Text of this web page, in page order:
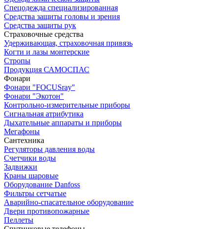
Спецодежда специализированная
Средства защиты головы и зрения
Средства защиты рук
Страховочные средства
Удерживающая, страховочная привязь
Когти и лазы монтерские
Стропы
Продукция САМОСПАС
Фонари
Фонари "FOCUSray"
Фонари "Экотон"
Контрольно-измерительные приборы
Сигнальная атрибутика
Дыхательные аппараты и приборы
Мегафоны
Сантехника
Регуляторы давления воды
Счетчики воды
Задвижки
Краны шаровые
Оборудование Danfoss
Фильтры сетчатые
Аварийно-спасательное оборудование
Двери противопожарные
Пеллеты